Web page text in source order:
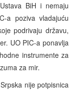
BiH i nemaju
a poziva vladajuću
podrivaju državu,
UO PIC-a ponavlja
instrumente za
za mir.
nije potpisnica